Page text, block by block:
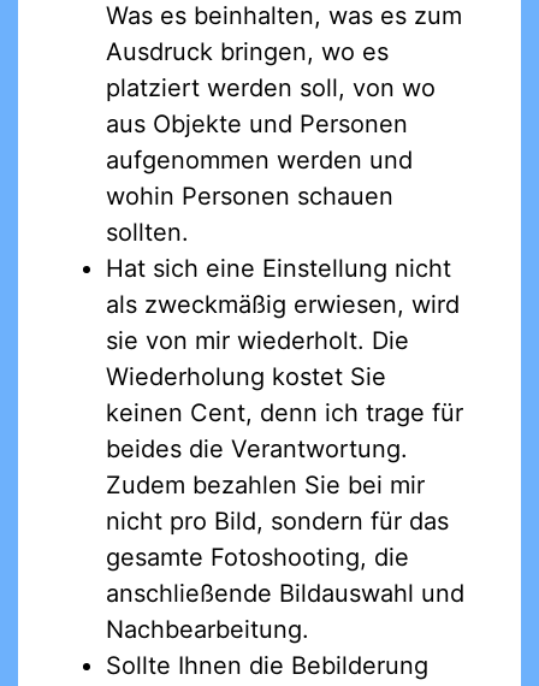
Was es beinhalten, was es zum
Ausdruck bringen, wo es
platziert werden soll, von wo
aus Objekte und Personen
aufgenommen werden und
wohin Personen schauen
sollten.
Hat sich eine Einstellung nicht
als zweckmäßig erwiesen, wird
sie von mir wiederholt. Die
Wiederholung kostet Sie
keinen Cent, denn ich trage für
beides die Verantwortung.
Zudem bezahlen Sie bei mir
nicht pro Bild, sondern für das
gesamte Fotoshooting, die
anschließende Bildauswahl und
Nachbearbeitung.
Sollte Ihnen die Bebilderung